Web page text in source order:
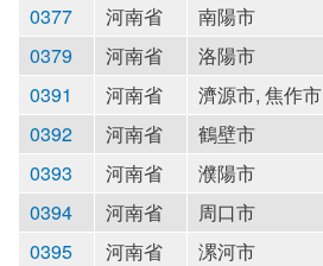
0377
河南省
南陽市
0379
河南省
洛陽市
0391
河南省
濟源市, 焦作市
0392
河南省
鶴壁市
0393
河南省
濮陽市
0394
河南省
周口市
0395
河南省
漯河市